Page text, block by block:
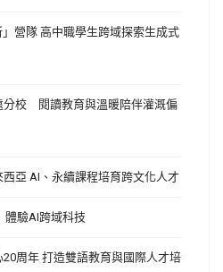
營隊 高中職學生跨域探索生成式
分校 閱讀教育與溫暖陪伴灌溉偏
亞 AI、永續課程培育跨文化人才
體驗AI跨域科技
周年 打造雙語教育與國際人才培